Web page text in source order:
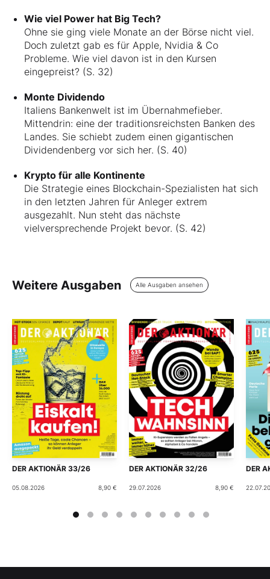
Wie viel Power hat Big Tech?
Ohne sie ging viele Monate an der Börse nicht viel.
Doch zuletzt gab es für Apple, Nvidia & Co
Probleme. Wie viel davon ist in den Kursen
eingepreist? (S. 32)
Monte Dividendo
Italiens Bankenwelt ist im Übernahmefieber.
Mittendrin: eine der traditionsreichsten Banken des
Landes. Sie schiebt zudem einen gigantischen
Dividendenberg vor sich her. (S. 40)
Krypto für alle Kontinente
Die Strategie eines Blockchain-Spezialisten hat sich
in den letzten Jahren für Anleger extrem
ausgezahlt. Nun steht das nächste
vielversprechende Projekt bevor. (S. 42)
Weitere Ausgaben Alle Ausgaben ansehen
DER AKTIONÄR 33/26
05.08.2026 8,90 €
DER AKTIONÄR 32/26
29.07.2026 8,90 €
DER